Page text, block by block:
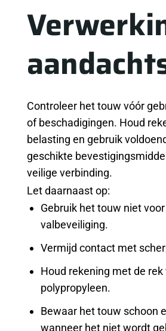
Controleer het touw vóór
of beschadigingen. Houd
belasting en gebruik
geschikte
veilige verbinding.
Let daarnaast op:
Gebruik het touw niet
valbeveiliging.
Vermijd contact met
Houd rekening met de rek
polypropyleen.
Bewaar het touw schoon
wanneer het niet wordt